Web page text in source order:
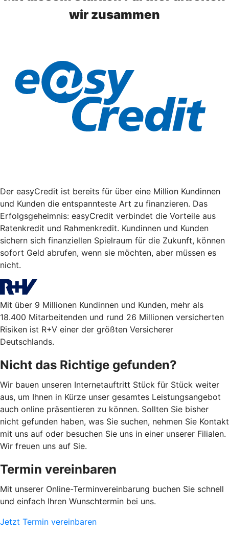
wir zusammen
Der easyCredit ist bereits für über eine Million Kundinnen
und Kunden die entspannteste Art zu finanzieren. Das
Erfolgsgeheimnis: easyCredit verbindet die Vorteile aus
Ratenkredit und Rahmenkredit. Kundinnen und Kunden
sichern sich finanziellen Spielraum für die Zukunft, können
sofort Geld abrufen, wenn sie möchten, aber müssen es
nicht.
Mit über 9 Millionen Kundinnen und Kunden, mehr als
18.400 Mitarbeitenden und rund 26 Millionen versicherten
Risiken ist R+V einer der größten Versicherer
Deutschlands.
Nicht das Richtige gefunden?
Wir bauen unseren Internetauftritt Stück für Stück weiter
aus, um Ihnen in Kürze unser gesamtes Leistungsangebot
auch online präsentieren zu können. Sollten Sie bisher
nicht gefunden haben, was Sie suchen, nehmen Sie Kontakt
mit uns auf oder besuchen Sie uns in einer unserer Filialen.
Wir freuen uns auf Sie.
Termin vereinbaren
Mit unserer Online-Terminvereinbarung buchen Sie schnell
und einfach Ihren Wunschtermin bei uns.
Jetzt Termin vereinbaren